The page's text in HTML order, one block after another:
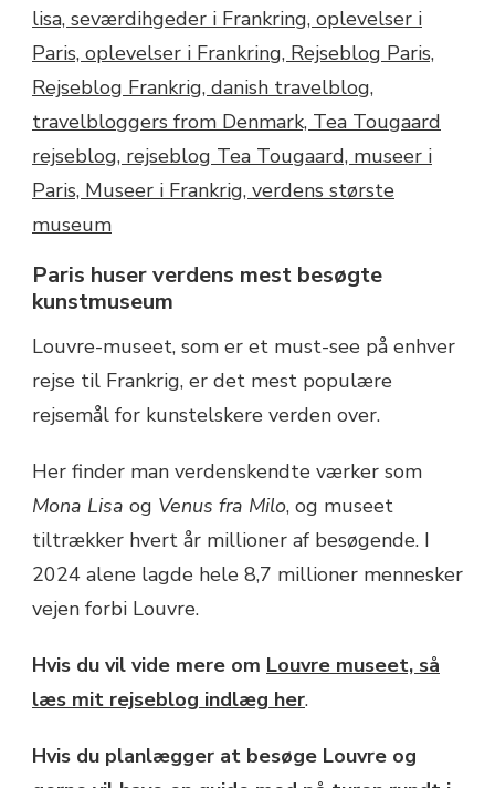
Paris huser verdens mest besøgte
kunstmuseum
Louvre-museet, som er et must-see på enhver
rejse til Frankrig, er det mest populære
rejsemål for kunstelskere verden over.
Her finder man verdenskendte værker som
Mona Lisa og Venus fra Milo, og museet
tiltrækker hvert år millioner af besøgende. I
2024 alene lagde hele 8,7 millioner mennesker
vejen forbi Louvre.
Hvis du vil vide mere om Louvre museet, så
læs mit rejseblog indlæg her.
Hvis du planlægger at besøge Louvre og